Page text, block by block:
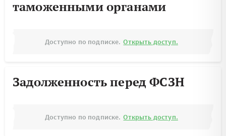
таможенными органами
Доступно по подписке. Открыть доступ.
Задолженность перед ФСЗН
Доступно по подписке. Открыть доступ.